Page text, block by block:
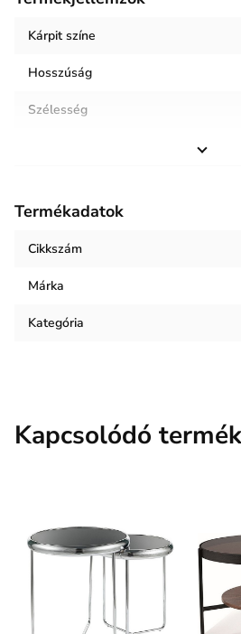
Kárpit színe
Hosszúság
Szélesség
Termék súlya
Keret anyaga
Kárpit anyaga
Termékadatok
Cikkszám
Márka
Kategória
Kapcsolódó